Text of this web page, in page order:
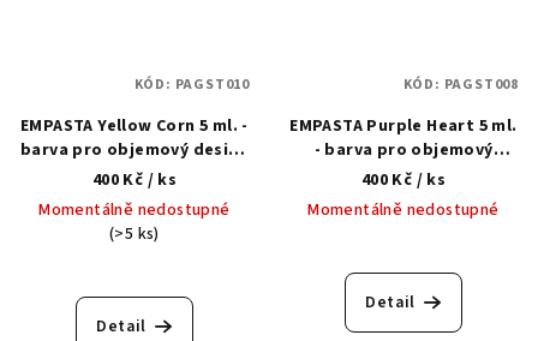
EMPASTA Yellow Corn 5 ml. -
barva pro objemový design
nehtů
400 Kč / ks
Momentálně nedostupné
(>5 ks)
Detail
KÓD: PAGST010
EMPASTA Purple Heart 5 ml.
- barva pro objemový
design nehtů
400 Kč / ks
Momentálně nedostupné
Detail
KÓD: PAGST008